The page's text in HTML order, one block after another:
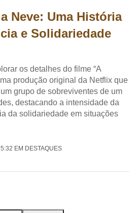
Neve: Uma História
e Solidariedade
os detalhes do filme “A
produção original da Netflix que
grupo de sobreviventes de um
destacando a intensidade da
da solidariedade em situações
EM DESTAQUES